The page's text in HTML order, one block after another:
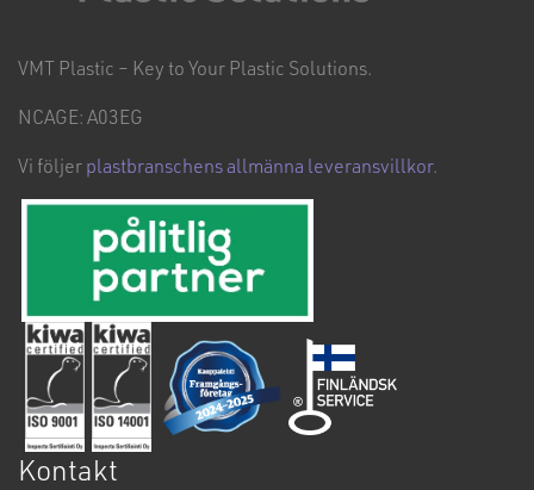
VMT Plastic – Key to Your Plastic Solutions.
NCAGE: A03EG
Vi följerplastbranschens allmänna leveransvillkor.
Kontakt